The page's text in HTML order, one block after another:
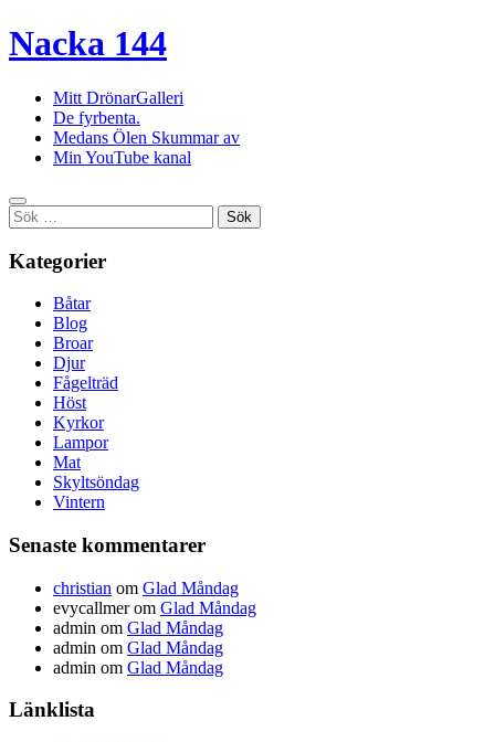
Nacka 144
Mitt DrönarGalleri
De fyrbenta.
Medans Ölen Skummar av
Min YouTube kanal
Sök
efter:
Kategorier
Båtar
Blog
Broar
Djur
Fågelträd
Höst
Kyrkor
Lampor
Mat
Skyltsöndag
Vintern
Senaste kommentarer
christian om Glad Måndag
evycallmerom Glad Måndag
admin om Glad Måndag
admin om Glad Måndag
admin om Glad Måndag
Länklista